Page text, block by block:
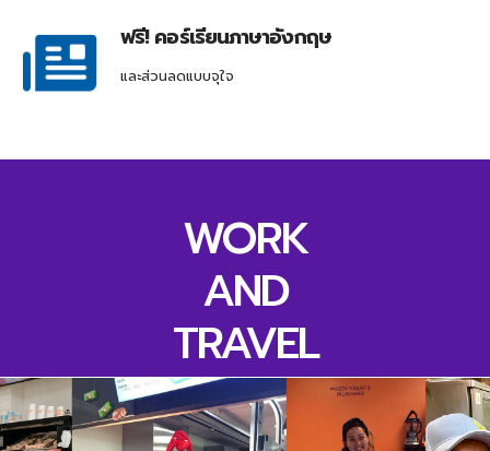
ฟรี! คอร์เรียนภาษาอังกฤษ
และส่วนลดแบบจุใจ
WORK
AND
TRAVEL